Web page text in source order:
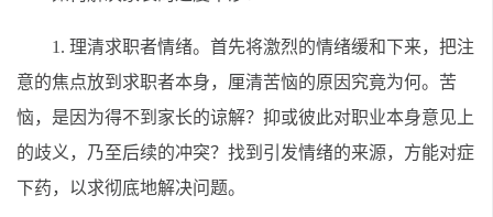
1. 理清求职者情绪。首先将激烈的情绪缓和下来，把注
意的焦点放到求职者本身，厘清苦恼的原因究竟为何。苦
恼，是因为得不到家长的谅解？抑或彼此对职业本身意见上
的歧义，乃至后续的冲突？找到引发情绪的来源，方能对症
下药，以求彻底地解决问题。